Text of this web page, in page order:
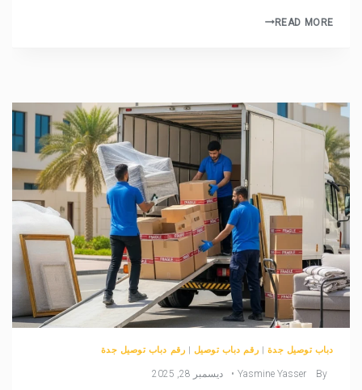
READ MORE
دباب توصيل جدة | رقم دباب توصيل | رقم دباب توصيل جدة
By
Yasmine Yasser ديسمبر 28, 2025